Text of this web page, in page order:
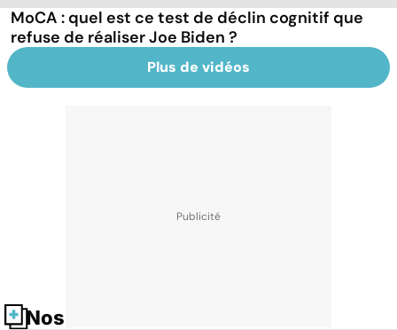
MoCA : quel est ce test de déclin cognitif que
refuse de réaliser Joe Biden ?
Plus de vidéos
Nos fiches santé